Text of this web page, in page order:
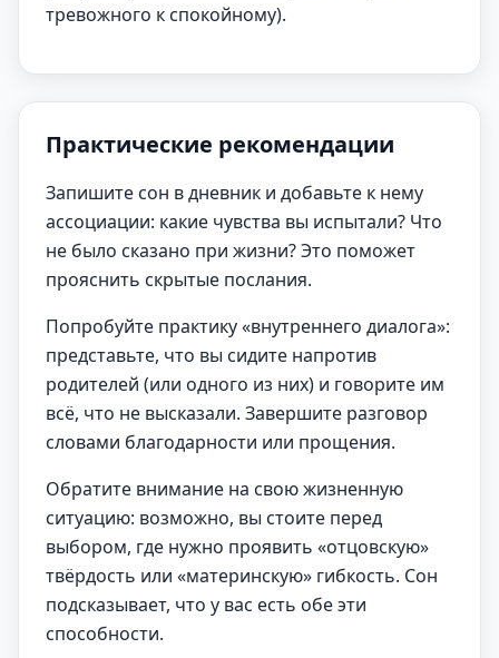
тревожного к спокойному).
Практические рекомендации
Запишите сон в дневник и добавьте к нему
ассоциации: какие чувства вы испытали? Что
не было сказано при жизни? Это поможет
прояснить скрытые послания.
Попробуйте практику «внутреннего диалога»:
представьте, что вы сидите напротив
родителей (или одного из них) и говорите им
всё, что не высказали. Завершите разговор
словами благодарности или прощения.
Обратите внимание на свою жизненную
ситуацию: возможно, вы стоите перед
выбором, где нужно проявить «отцовскую»
твёрдость или «материнскую» гибкость. Сон
подсказывает, что у вас есть обе эти
способности.